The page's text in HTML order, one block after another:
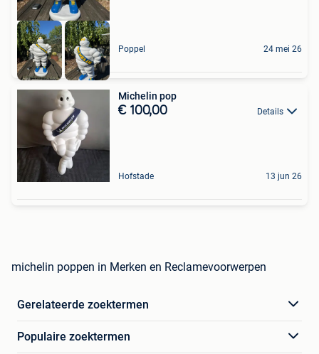
Poppel 24 mei 26
Michelin pop
€ 100,00 Details
Hofstade 13 jun 26
michelin poppen in Merken en Reclamevoorwerpen
Gerelateerde zoektermen
Populaire zoektermen